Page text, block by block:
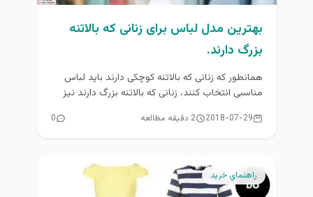
بهترین مدل لباس برای زنانی که بالاتنه
بزرگ دارند.
همانطور که زنانی که بالاتنه کوچکی دارند باید لباس
مناسبی انتخاب کنند، زنانی که بالاتنه بزرگ دارند نیز
2018-07-29 2 دقیقه مطالعه 0
راهنماي خريد